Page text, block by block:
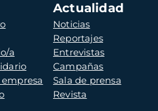
a
Actualidad
Noticias
Reportajes
Entrevistas
Campañas
Sala de prensa
Revista